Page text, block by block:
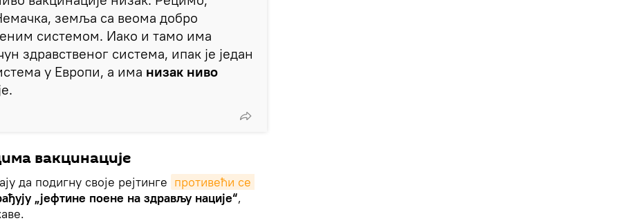
земља са веома добро
системом. Иако и тамо има
здравственог система, ипак је један
у Европи, а има низак ниво
вакцинације
да подигну своје рејтинге противећи се
„јефтине поене на здрављу нације“,